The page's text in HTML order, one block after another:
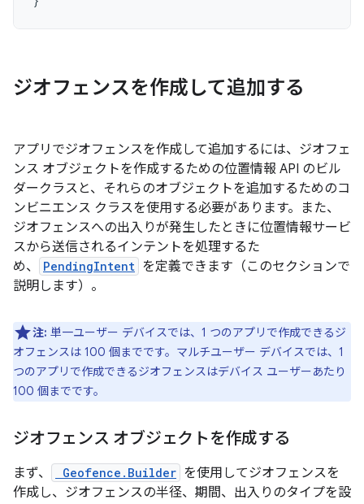
ジオフェンスを作成して追加する
アプリでジオフェンスを作成して追加するには、ジオフェ
ンス オブジェクトを作成するための位置情報 API のビル
ダークラスと、それらのオブジェクトを追加するためのコ
ンビニエンス クラスを使用する必要があります。また、
ジオフェンスへの出入りが発生したときに位置情報サービ
スから送信されるインテントを処理するた
め、
PendingIntent を定義できます（このセクションで
説明します）。
注: 単一ユーザー デバイスでは、1 つのアプリで作成できるジ
オフェンスは 100 個までです。マルチユーザー デバイスでは、1
つのアプリで作成できるジオフェンスはデバイス ユーザーあたり
100 個までです。
ジオフェンス オブジェクトを作成する
まず、 Geofence.Builder を使用してジオフェンスを
作成し、ジオフェンスの半径、期間、出入りのタイプを設